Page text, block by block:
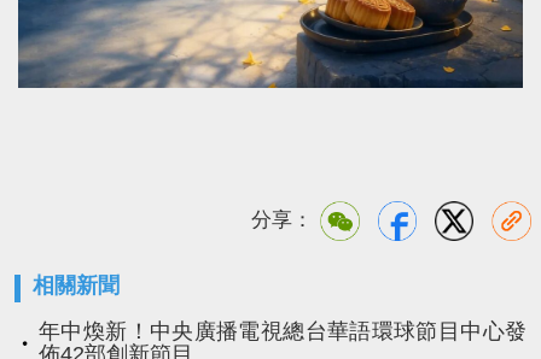
分享：
相關新聞
年中煥新！中央廣播電視總台華語環球節目中心發